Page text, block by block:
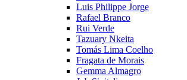
Luis Philippe Jorge
Rafael Branco
Rui Verde
Tazuary Nkeita
Tomás Lima Coelho
Fragata de Morais
Gemma Almagro